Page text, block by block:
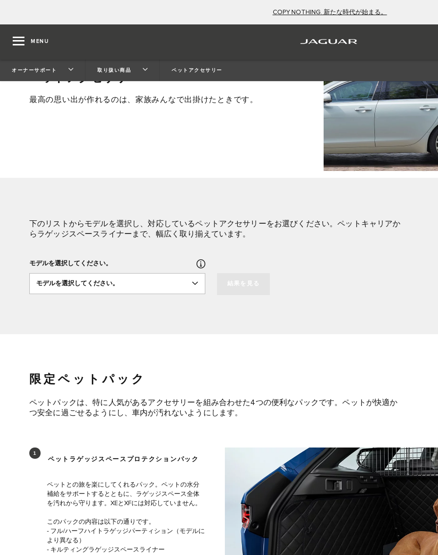
COPY NOTHING. 新たな時代が始まる。
MENU
オーナーサポート 取り扱い商品 ペットアクセサリー
ペットアクセサリー
最高の思い出が作れるのは、家族みんなで出掛けたときです。
下のリストからモデルを選択し、対応しているペットアクセサリーをお選びください。ペットキャリアか
らラゲッジスペースライナーまで、幅広く取り揃えています。
モデルを選択してください。
モデルを選択してください。 結果を見る
限定ペットパック
ペットパックは、特に人気があるアクセサリーを組み合わせた4つの便利なパックです。ペットが快適か
つ安全に過ごせるようにし、車内が汚れないようにします。
ペットラゲッジスペースプロテクションパック
ペットとの旅を楽にしてくれるパック。ペットの水分
補給をサポートするとともに、ラゲッジスペース全体
を汚れから守ります。XEとXFには対応していません。
このパックの内容は以下の通りです。
- フル/ハーフハイトラゲッジパーティション（モデルに
より異なる）
- キルティングラゲッジスペースライナー